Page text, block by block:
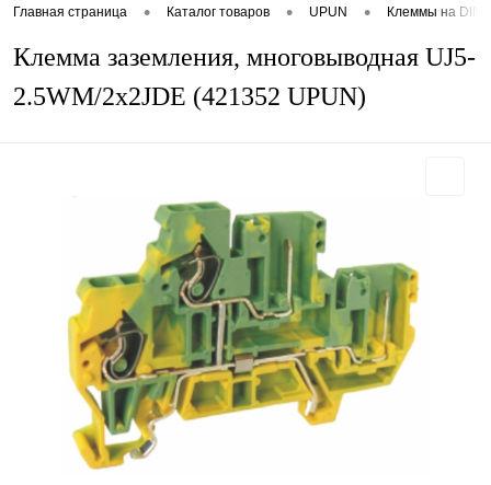
Главная страница • Каталог товаров • UPUN • Клеммы на DIN-
Клемма заземления, многовыводная UJ5-
2.5WM/2x2JDE (421352 UPUN)